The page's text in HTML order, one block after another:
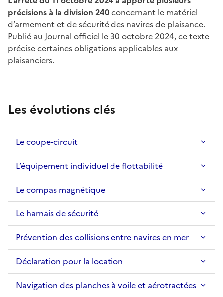
précisions à la division 240 concernant le matériel
d’armement et de sécurité des navires de plaisance.
Publié au Journal officiel le 30 octobre 2024, ce texte
précise certaines obligations applicables aux
plaisanciers.
Les évolutions clés
Le coupe-circuit
L’équipement individuel de flottabilité
Le compas magnétique
Le harnais de sécurité
Prévention des collisions entre navires en mer
Déclaration pour la location
Navigation des planches à voile et aérotractées